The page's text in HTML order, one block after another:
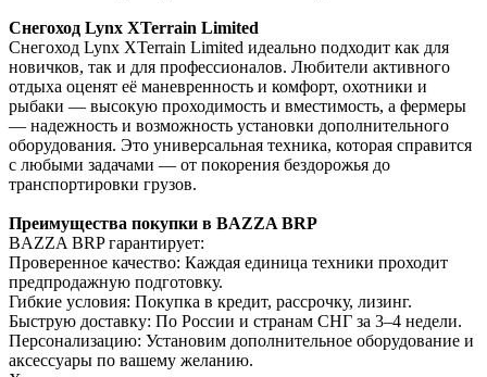
Снегоход Lynx XTerrain Limited
Снегоход Lynx XTerrain Limited идеально подходит как для
новичков, так и для профессионалов. Любители активного
отдыха оценят её маневренность и комфорт, охотники и
рыбаки — высокую проходимость и вместимость, а фермеры
— надежность и возможность установки дополнительного
оборудования. Это универсальная техника, которая справится
с любыми задачами — от покорения бездорожья до
транспортировки грузов.
Преимущества покупки в BAZZA BRP
BAZZA BRP гарантирует:
Проверенное качество: Каждая единица техники проходит
предпродажную подготовку.
Гибкие условия: Покупка в кредит, рассрочку, лизинг.
Быструю доставку: По России и странам СНГ за 3–4 недели.
Персонализацию: Установим дополнительное оборудование и
аксессуары по вашему желанию.